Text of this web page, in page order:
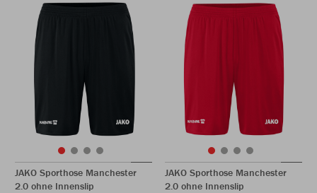
JAKO Sporthose Manchester
2.0 ohne Innenslip
JAKO Sporthose Manchester
2.0 ohne Innenslip